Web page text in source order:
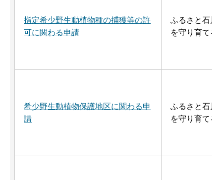
指定希少野生動植物種の捕獲等の許
可に関わる申請
ふるさと石川
を守り育てる
希少野生動植物保護地区に関わる申
請
ふるさと石川
を守り育てる